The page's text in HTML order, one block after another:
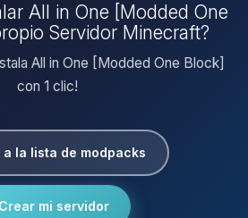
All in One [Modded One
Servidor Minecraft?
All in One [Modded One Block]
con 1 clic!
a la lista de modpacks
mi servidor